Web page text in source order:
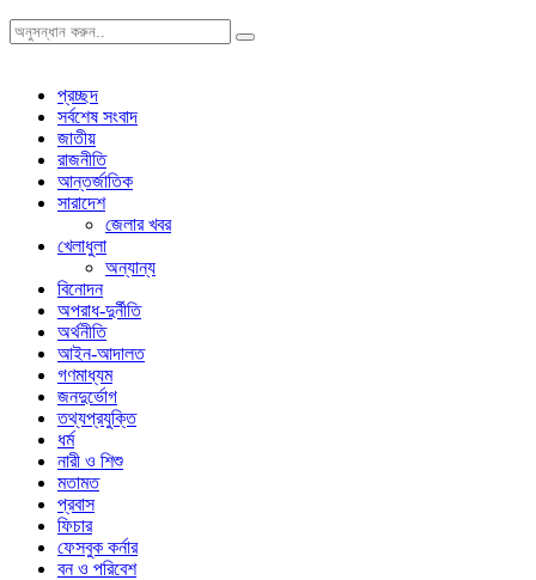
প্রচ্ছদ
সর্বশেষ সংবাদ
জাতীয়
রাজনীতি
আন্তর্জাতিক
সারাদেশ
জেলার খবর
খেলাধুলা
অন্যান্য
বিনোদন
অপরাধ-দুর্নীতি
অর্থনীতি
আইন-আদালত
গণমাধ্যম
জনদুর্ভোগ
তথ্যপ্রযুক্তি
ধর্ম
নারী ও শিশু
মতামত
প্রবাস
ফিচার
ফেসবুক কর্নার
বন ও পরিবেশ